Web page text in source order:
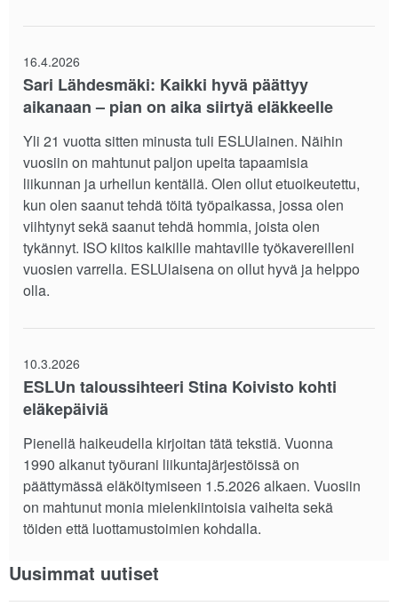
16.4.2026
Sari Lähdesmäki: Kaikki hyvä päättyy
aikanaan – pian on aika siirtyä eläkkeelle
Yli 21 vuotta sitten minusta tuli ESLUlainen. Näihin
vuosiin on mahtunut paljon upeita tapaamisia
liikunnan ja urheilun kentällä. Olen ollut etuoikeutettu,
kun olen saanut tehdä töitä työpaikassa, jossa olen
viihtynyt sekä saanut tehdä hommia, joista olen
tykännyt. ISO kiitos kaikille mahtaville työkavereilleni
vuosien varrella. ESLUlaisena on ollut hyvä ja helppo
olla.
10.3.2026
ESLUn taloussihteeri Stina Koivisto kohti
eläkepäiviä
Pienellä haikeudella kirjoitan tätä tekstiä. Vuonna
1990 alkanut työurani liikuntajärjestöissä on
päättymässä eläköitymiseen 1.5.2026 alkaen. Vuosiin
on mahtunut monia mielenkiintoisia vaiheita sekä
töiden että luottamustoimien kohdalla.
Uusimmat uutiset